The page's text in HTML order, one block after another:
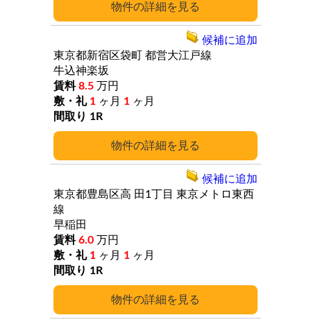
詳細
詳細
東京都新宿区袋町 都営大江戸線
牛込神楽坂
8.5 万円
1 ヶ月 1 ヶ月
1R
候補に追加
詳細
東京都豊島区高 田1丁目 東京メトロ東西
線
早稲田
6.0 万円
1 ヶ月 1 ヶ月
1R
候補に追加